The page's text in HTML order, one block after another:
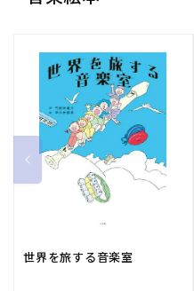
世界を旅する音楽室